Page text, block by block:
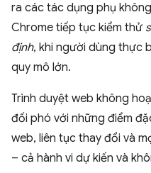
ra các tác dụng phụ
Chrome tiếp tục kiểm thử
định, khi người dùng thực
quy mô lớn.
Trình duyệt web không
đối phó với những điểm
web, liên tục thay đổi và
– cả hành vi dự kiến và